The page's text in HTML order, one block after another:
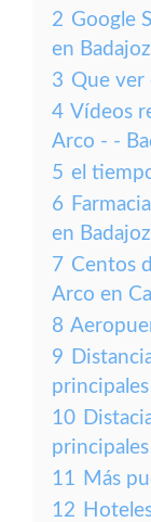
2 Google
en Badajoz
3 Que ver
4 Vídeos
Arco - -
5 el
6
en
7 Centos
Arco en
8
9
10
11 Más
12